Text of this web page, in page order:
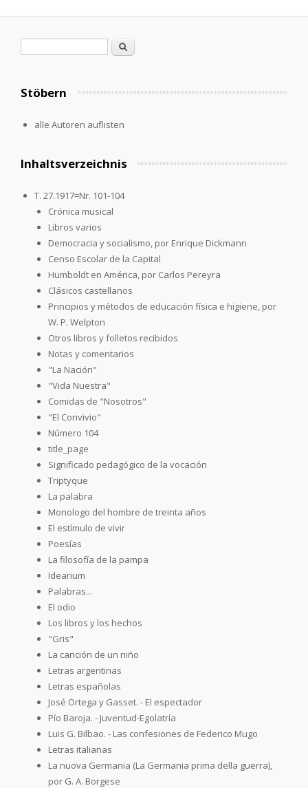
Search
Stöbern
alle Autoren auflisten
Inhaltsverzeichnis
T. 27.1917=Nr. 101-104
Crónica musical
Libros varios
Democracia y socialismo, por Enrique Dickmann
Censo Escolar de la Capital
Humboldt en América, por Carlos Pereyra
Clásicos castellanos
Principios y métodos de educación física e higiene, por
W. P. Welpton
Otros libros y folletos recibidos
Notas y comentarios
"La Nación"
"Vida Nuestra"
Comidas de "Nosotros"
"El Convivio"
Número 104
title_page
Significado pedagógico de la vocación
Triptyque
La palabra
Monologo del hombre de treinta años
El estímulo de vivir
Poesías
La filosofía de la pampa
Idearium
Palabras...
El odio
Los libros y los hechos
"Gris"
La canción de un niño
Letras argentinas
Letras españolas
José Ortega y Gasset. - El espectador
Pío Baroja. - Juventud-Egolatría
Luis G. Bilbao. - Las confesiones de Federico Mugo
Letras italianas
La nuova Germania (La Germania prima della guerra),
por G. A. Borgese